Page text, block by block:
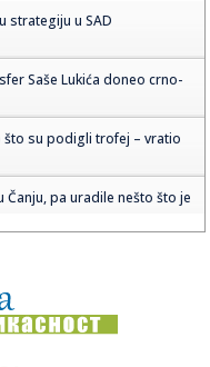
strategiju u SAD
Saše Lukića doneo crno-
su podigli trofej – vratio
Čanju, pa uradile nešto što je
već na startu